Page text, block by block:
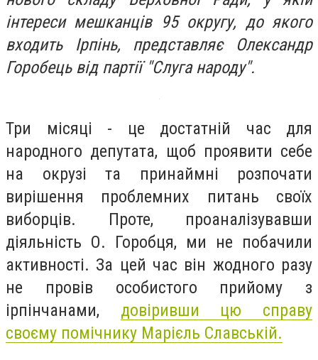
інтереси мешканців 95 округу, до якого
входить Ірпінь, представляє Олександр
Горобець від партії "Слуга народу".
Три місяці - це достатній час для
народного депутата, щоб проявити себе
на окрузі та принаймні розпочати
вирішення проблемних питань своїх
виборців. Проте, проаналізувавши
діяльність О. Горобця, ми не побачили
активності. За цей час він жодного разу
не провів особистого прийому з
ірпінчанами, довіривши цю справу
своєму помічнику Марієль Славській.